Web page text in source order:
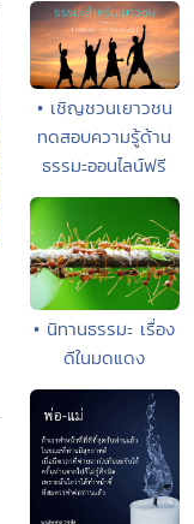
• เชิญชวนเยาวชน
ทดสอบความรู้ด้าน
ธรรมะออนไลน์ฟรี
• นิทานธรรมะ เรื่อง
ดีในมดแดง